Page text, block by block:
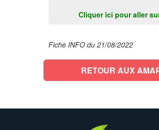
Cliquer ici pour aller
Fiche INFO du 21/08/2022
RETOUR AUX